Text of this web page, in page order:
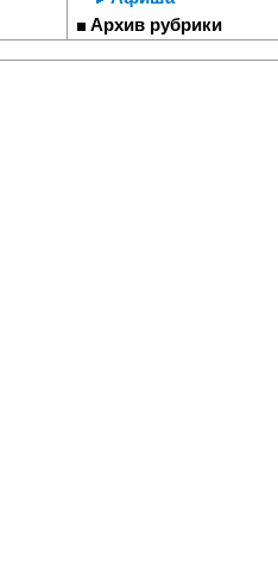
Архив рубрики